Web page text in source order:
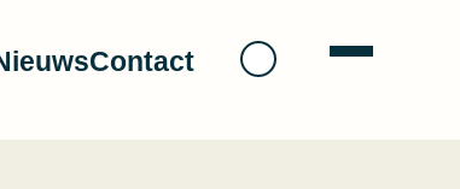
Contact Open menu